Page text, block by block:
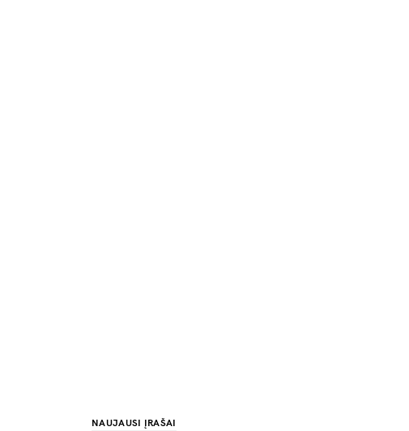
NAUJAUSI ĮRAŠAI